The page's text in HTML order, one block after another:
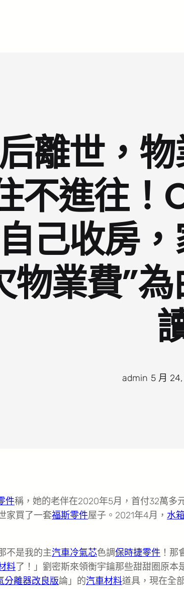
離世，
不進往！
己收房
物業費”
admin 5 月
件稱，她的老伴在2020年5月，首付32萬多
家買了一套福斯零件屋子。2021年4月， 水
不是我的主汽車冷氣芯色調保時捷零件 ！
料了！」劉密斯來領衡宇鑰那些甜甜圈原本
分離器改良版論」的汽車材料道具，現在全